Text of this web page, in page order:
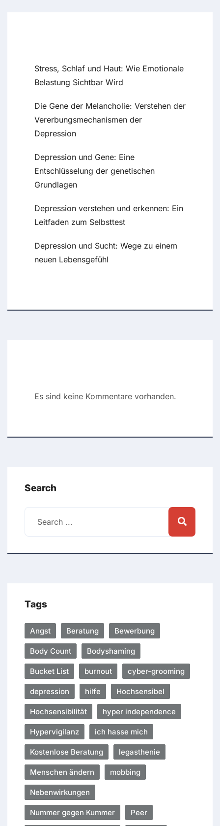
Stress, Schlaf und Haut: Wie Emotionale
Belastung Sichtbar Wird
Die Gene der Melancholie: Verstehen der
Vererbungsmechanismen der
Depression
Depression und Gene: Eine
Entschlüsselung der genetischen
Grundlagen
Depression verstehen und erkennen: Ein
Leitfaden zum Selbsttest
Depression und Sucht: Wege zu einem
neuen Lebensgefühl
Es sind keine Kommentare vorhanden.
Search
Tags
Angst Beratung Bewerbung
Body Count Bodyshaming
Bucket List burnout cyber-grooming
depression hilfe Hochsensibel
Hochsensibilität hyper independence
Hypervigilanz ich hasse mich
Kostenlose Beratung legasthenie
Menschen ändern mobbing
Nebenwirkungen
Nummer gegen Kummer Peer